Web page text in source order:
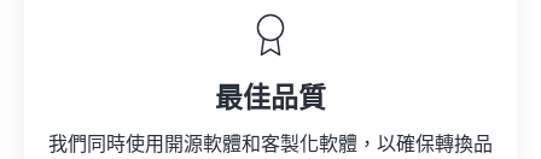
最佳品質
我們同時使用開源軟體和客製化軟體，以確保轉換品